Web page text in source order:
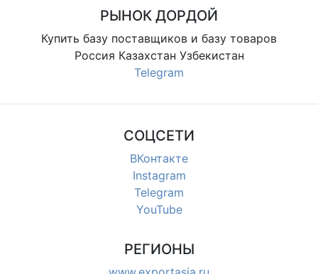
РЫНОК ДОРДОЙ
Купить базу поставщиков и базу товаров
Россия Казахстан Узбекистан
Telegram
СОЦСЕТИ
ВКонтакте
Instagram
Telegram
YouTube
РЕГИОНЫ